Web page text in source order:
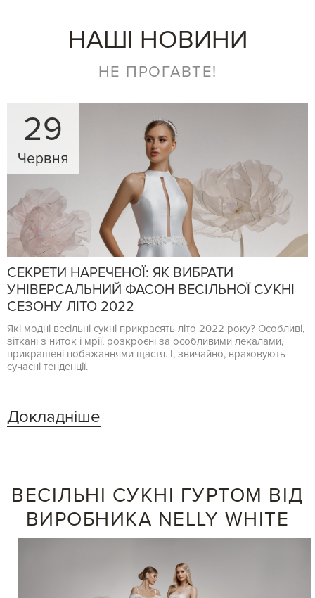
НАШІ НОВИНИ
НЕ ПРОГАВТЕ!
29
Червня
СЕКРЕТИ НАРЕЧЕНОЇ: ЯК ВИБРАТИ
УНІВЕРСАЛЬНИЙ ФАСОН ВЕСІЛЬНОЇ СУКНІ
СЕЗОНУ ЛІТО 2022
Які модні весільні сукні прикрасять літо 2022 року? Особливі,
зіткані з ниток і мрії, розкроєні за особливими лекалами,
прикрашені побажаннями щастя. І, звичайно, враховують
сучасні тенденції.
Докладніше
ВЕСІЛЬНІ СУКНІ ГУРТОМ ВІД
ВИРОБНИКА NELLY WHITE